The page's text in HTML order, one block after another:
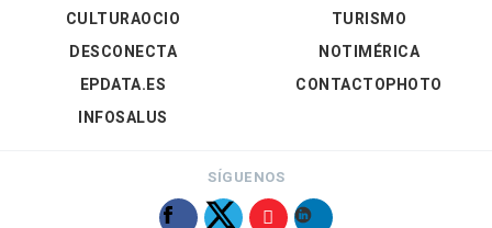
CULTURAOCIO
DESCONECTA
EPDATA.ES
INFOSALUS
TURISMO
NOTIMÉRICA
CONTACTOPHOTO
SÍGUENOS